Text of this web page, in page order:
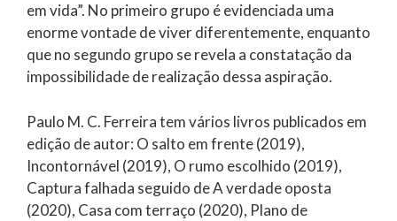
em vida”. No primeiro grupo é evidenciada uma
enorme vontade de viver diferentemente, enquanto
que no segundo grupo se revela a constatação da
impossibilidade de realização dessa aspiração.
Paulo M. C. Ferreira tem vários livros publicados em
edição de autor: O salto em frente (2019),
Incontornável (2019), O rumo escolhido (2019),
Captura falhada seguido de A verdade oposta
(2020), Casa com terraço (2020), Plano de